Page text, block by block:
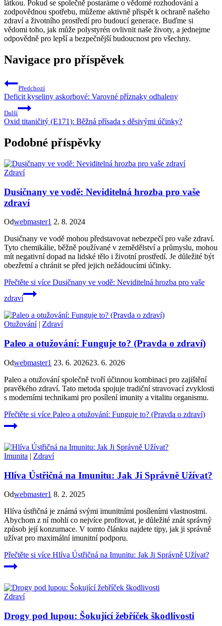
látkou. Pokud se společně postaráme o vědomé rozhodování a
zodpovědnou spotřebu, můžeme aktivně přispět k ochraně našeho
zdraví a životního prostředí pro budoucí generace. Buďme si
vědomi toho, jak může polystyrén ovlivnit naše životy, a jednejme
odpovědně pro lepší a bezpečnější budoucnost pro všechny.
Navigace pro příspěvek
Předchozí
Deficit kyseliny askorbové: Varovné příznaky odhaleny
Další
Oxid titaničitý (E171): Běžná přísada s děsivými účinky?
Podobné příspěvky
Zdraví
Dusičnany ve vodě: Neviditelná hrozba pro vaše
zdraví
Odwebmaster1 2. 8. 2024
Dusičnany ve vodě mohou představovat nebezpečí pro vaše zdraví.
Tyto chemikálie, běžně používané v zemědělství a průmyslu, mohou
mít negativní dopad na lidské tělo i životní prostředí. Je důležité být
obezřetní a chránit se před jejich nežádoucími účinky.
Přečtěte si více Dusičnany ve vodě: Neviditelná hrozba pro vaše
zdraví
Otužování| Zdraví
Paleo a otužování: Funguje to? (Pravda o zdraví)
Odwebmaster1 23. 6. 202623. 6. 2026
Paleo a otužování společně tvoří účinnou kombinaci pro zajištění
pravěkého zdraví. Tato metoda spojuje tradiční stravovací zvyklosti
s moderními technikami pro posílení imunity a vitalitu organismu.
Přečtěte si více Paleo a otužování: Funguje to? (Pravda o zdraví)
Imunita | Zdraví
Hlíva Ústřičná na Imunitu: Jak Ji Správně Užívat?
Odwebmaster1 8. 2. 2025
Hlíva ústřičná je známá svými imunitními posíleními vlastnostmi.
Abychom z ní mohli co nejvíce profitovat, je důležité znát správný
způsob její konzumace. V tomto článku najdete tipy, jak ji správně
užívat pro maximální imunitní podporu.
Přečtěte si více Hlíva Ústřičná na Imunitu: Jak Ji Správně Užívat?
Zdraví
Drogy pod lupou: Šokující žebříček škodlivosti